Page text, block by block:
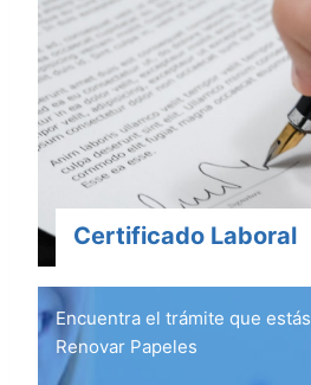
Certificado Laboral
Encuentra el trámite que
Renovar Papeles